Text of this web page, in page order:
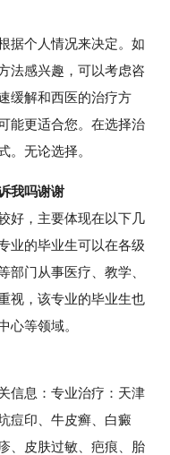
个人情况来决定。如
法感兴趣，可以考虑咨
缓解和西医的治疗方
能更适合您。在选择治
。无论选择。
我吗谢谢
，主要体现在以下几
业的毕业生可以在各级
部门从事医疗、教学、
视，该专业的毕业生也
心等领域。
息：专业治疗：天津
痘印、牛皮癣、白癜
、皮肤过敏、疤痕、胎